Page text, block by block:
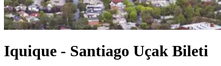
Iquique - Santiago Uçak Bileti